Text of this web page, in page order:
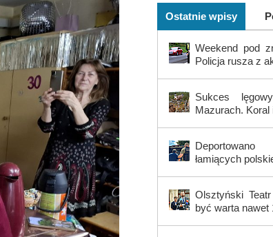
Ostatnie wpisy
Weekend pod
Policja rusza z
Sukces
Mazurach. Koral
łamiących
Olsztyński
być warta nawet